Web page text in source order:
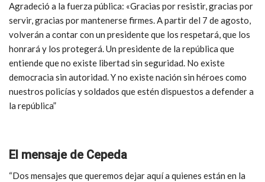
Agradeció a la fuerza pública: «Gracias por resistir, gracias por
servir, gracias por mantenerse firmes. A partir del 7 de agosto,
volverán a contar con un presidente que los respetará, que los
honrará y los protegerá. Un presidente de la república que
entiende que no existe libertad sin seguridad. No existe
democracia sin autoridad. Y no existe nación sin héroes como
nuestros policías y soldados que estén dispuestos a defender a
la república”
El mensaje de Cepeda
“Dos mensajes que queremos dejar aquí a quienes están en la